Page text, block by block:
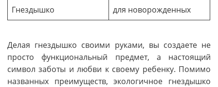
Гнездышко для новорожденных
Делая гнездышко своими руками, вы создаете не
просто функциональный предмет, а настоящий
символ заботы и любви к своему ребенку. Помимо
названных преимуществ, экологичное гнездышко